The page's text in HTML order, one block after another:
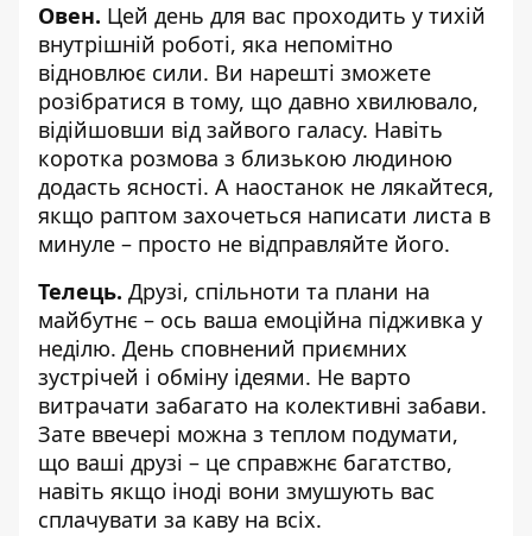
Овен. Цей день для вас проходить у тихій
внутрішній роботі, яка непомітно
відновлює сили. Ви нарешті зможете
розібратися в тому, що давно хвилювало,
відійшовши від зайвого галасу. Навіть
коротка розмова з близькою людиною
додасть ясності. А наостанок не лякайтеся,
якщо раптом захочеться написати листа в
минуле – просто не відправляйте його.
Телець. Друзі, спільноти та плани на
майбутнє – ось ваша емоційна підживка у
неділю. День сповнений приємних
зустрічей і обміну ідеями. Не варто
витрачати забагато на колективні забави.
Зате ввечері можна з теплом подумати,
що ваші друзі – це справжнє багатство,
навіть якщо іноді вони змушують вас
сплачувати за каву на всіх.